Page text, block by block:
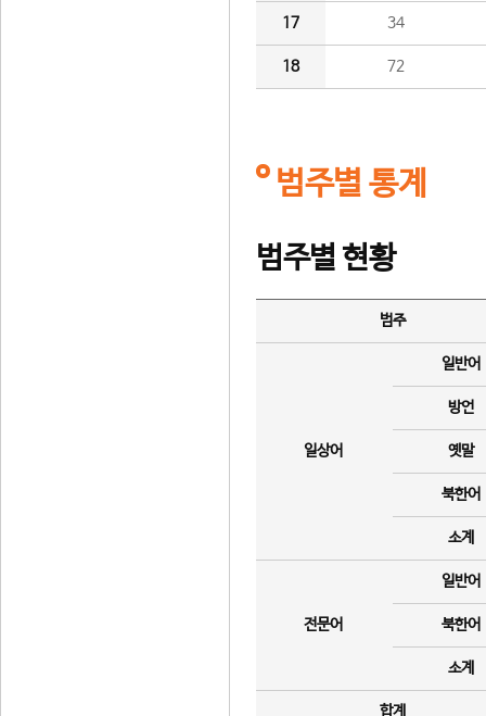
17 34
18 72
범주별 통계
범주별 현황
범주
일상어
일반어
방언
옛말
북한어
소계
전문어
일반어
북한어
소계
합계